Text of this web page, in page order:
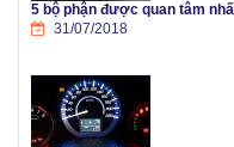
5 bộ phận được quan tâm
31/07/2018